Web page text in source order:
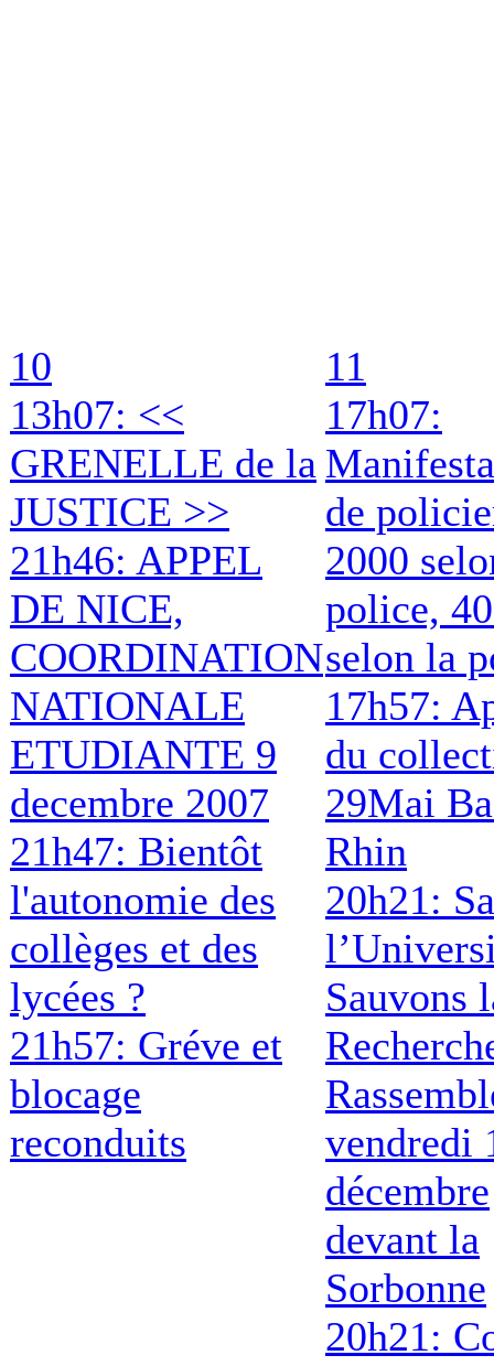
10
13h07: <<
GRENELLE de la
JUSTICE >>
21h46: APPEL
DE NICE,
COORDINATION
NATIONALE
ETUDIANTE 9
decembre 2007
21h47: Bientôt
l'autonomie des
collèges et des
lycées ?
21h57: Gréve et
blocage
reconduits
11
17h07:
de
2000
police,
selon la
17h57:
du
29Mai
Rhin
20h21:
Sauvons
vendredi
décembre
devant la
Sorbonne
20h21: